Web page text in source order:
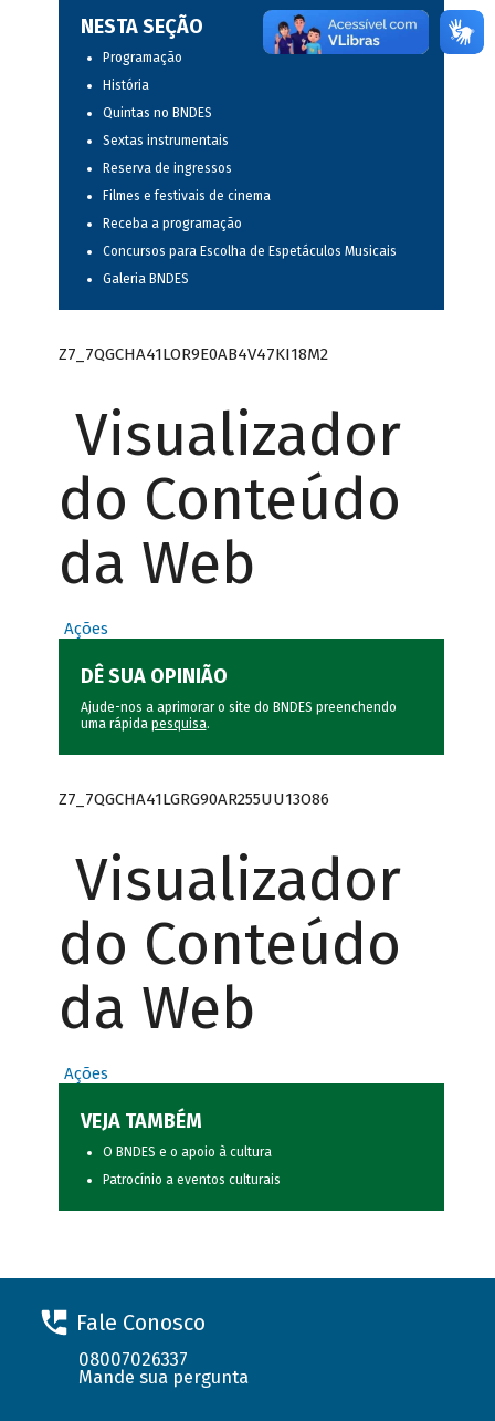
NESTA SEÇÃO
Programação
História
Quintas no BNDES
Sextas instrumentais
Reserva de ingressos
Filmes e festivais de cinema
Receba a programação
Concursos para Escolha de Espetáculos Musicais
Galeria BNDES
Z7_7QGCHA41LOR9E0AB4V47KI18M2
Visualizador
do Conteúdo
da Web
Ações
DÊ SUA OPINIÃO
Ajude-nos a aprimorar o site do BNDES preenchendo
uma rápida pesquisa.
Z7_7QGCHA41LGRG90AR255UU13O86
Visualizador
do Conteúdo
da Web
Ações
VEJA TAMBÉM
O BNDES e o apoio à cultura
Patrocínio a eventos culturais
Fale Conosco
08007026337
Mande sua pergunta